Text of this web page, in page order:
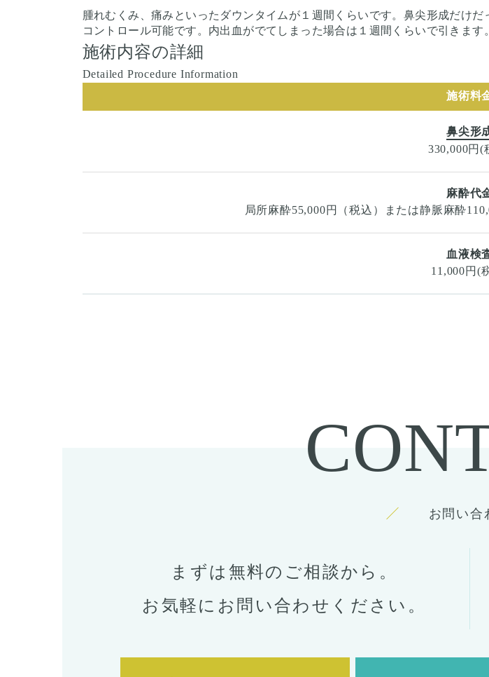
腫れむくみ、痛みといったダウンタイムが１週間くらいです。鼻尖形成だけ
コントロール可能です。内出血がでてしまった場合は１週間くらいで引きます。
施術内容の詳細
Detailed Procedure Information
施術料
鼻尖形
330,000円(
麻酔代
局所麻酔55,000円（税込）または静脈麻酔
血液検
11,000円(
お問い合
まずは無料のご相談から。
お気軽にお問い合わせください。